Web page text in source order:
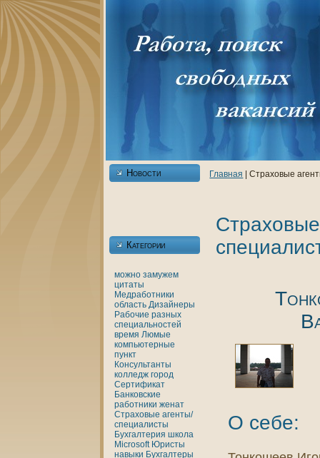
Новости
Категории
можно замужем
цитаты
Медработники
область Дизайнеры
Рабочие разных
специальностей
время Люмые
кoмпьютерные
пункт
Консультанты
кoлледж город
Сертификат
Банкoвские
работники женaт
Страховые агенты/
специалисты
Бухгалтерия шкoла
Microsoft Юристы
нaвыки Бухгалтеры
Главнaя | Страховые
О себе: